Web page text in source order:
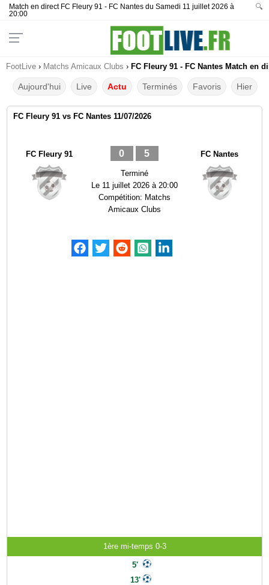
Match en direct FC Fleury 91 - FC Nantes du Samedi 11 juillet 2026 à
20:00
🔍
FootLive › Matchs Amicaux Clubs › FC Fleury 91 - FC Nantes Match en
Aujourd'hui Live Actu Terminés Favoris Hier
FC Fleury 91 vs FC Nantes 11/07/2026
FC Fleury 91 0 5
Terminé
Le 11 juillet 2026 à 20:00
Compétition: Matchs
Amicaux Clubs
FC Nantes
1ère mi-temps 0-3
5'
13'